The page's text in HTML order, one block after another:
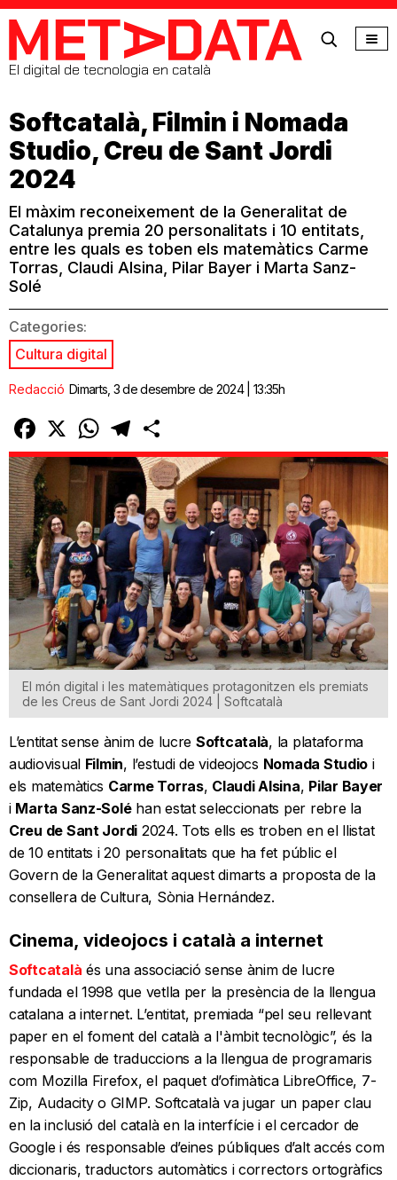
MetaData
El digital de tecnologia en català
Softcatalà, Filmin i Nomada
Studio, Creu de Sant Jordi
2024
El màxim reconeixement de la Generalitat de
Catalunya premia 20 personalitats i 10 entitats,
entre les quals es toben els matemàtics Carme
Torras, Claudi Alsina, Pilar Bayer i Marta Sanz-
Solé
Categories:
Cultura digital
Redacció Dimarts, 3 de desembre de 2024 | 13:35h
Facebook
X WhatsAppTelegram
El món digital i les matemàtiques protagonitzen els premiats
de les Creus de Sant Jordi 2024 | Softcatalà
L’entitat sense ànim de lucre Softcatalà, la plataforma
audiovisual Filmin, l’estudi de videojocs Nomada Studio i
els matemàtics Carme Torras, Claudi Alsina, Pilar Bayer
i Marta Sanz-Soléhan estat seleccionats per rebre la
Creu de Sant Jordi 2024. Tots ells es troben en el llistat
de 10 entitats i 20 personalitats que ha fet públic el
Govern de la Generalitat aquest dimarts a proposta de la
consellera de Cultura, Sònia Hernández.
Cinema, videojocs i català a internet
Softcatalà és una associació sense ànim de lucre
fundada el 1998 que vetlla per la presència de la llengua
catalana a internet. L’entitat, premiada “pel seu rellevant
paper en el foment del català a l'àmbit tecnològic”, és la
responsable de traduccions a la llengua de programaris
com Mozilla Firefox, el paquet d’ofimàtica LibreOffice, 7-
Zip, Audacity o GIMP. Softcatalà va jugar un paper clau
en la inclusió del català en la interfície i el cercador de
Google i és responsable d’eines públiques d’alt accés com
diccionaris, traductors automàtics i correctors ortogràfics